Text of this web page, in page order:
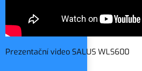
Prezentační video SALUS WLS600